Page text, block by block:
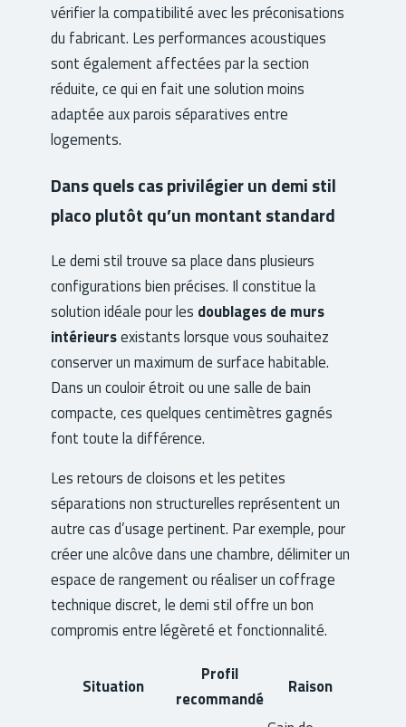
vérifier la compatibilité avec les préconisations
du fabricant. Les performances acoustiques
sont également affectées par la section
réduite, ce qui en fait une solution moins
adaptée aux parois séparatives entre
logements.
Dans quels cas privilégier un demi stil
placo plutôt qu’un montant standard
Le demi stil trouve sa place dans plusieurs
configurations bien précises. Il constitue la
solution idéale pour les doublages de murs
intérieursexistants lorsque vous souhaitez
conserver un maximum de surface habitable.
Dans un couloir étroit ou une salle de bain
compacte, ces quelques centimètres gagnés
font toute la différence.
Les retours de cloisons et les petites
séparations non structurelles représentent un
autre cas d’usage pertinent. Par exemple, pour
créer une alcôve dans une chambre, délimiter un
espace de rangement ou réaliser un coffrage
technique discret, le demi stil offre un bon
compromis entre légèreté et fonctionnalité.
Situation
Profil
recommandé
Raison